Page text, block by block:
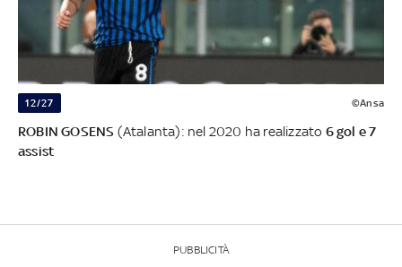
12/27 ©Ansa
ROBIN GOSENS (Atalanta): nel 2020 ha realizzato 6 gol e 7
assist
PUBBLICITÀ